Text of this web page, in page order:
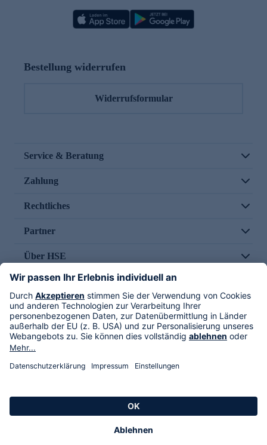
Bestellung widerrufen
Widerrufsformular
Service & Beratung
Zahlung
Rechtliches
Partner
Über HSE
Im TV
HSE International